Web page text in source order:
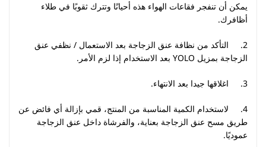
يمكن أن تنفجر فقاعات الهواء هذه أحيانًا وتترك ثقوبًا في طلاء
أظافرك.
2. التأكد من نظافة عنق الزجاجة بعد الاستعمال / نظفي عنق
الزجاجة بمزيل YOLO بعد الاستخدام إذا لزم الأمر.
3. اغلاقها جيدا بعد الانتهاء.
4. لاستخدام الكمية المناسبة من المنتج، قمي بإزالة أي فائض عن
طريق مسح عنق الزجاجة بعناية، والفرشاة داخل عنق الزجاجة
عموديًا.